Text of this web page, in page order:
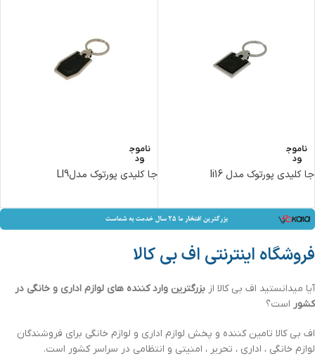
ناموج
ود
جا کلیدی پورتوک مدل li16
ناموج
ود
جا کلیدی پورتوک مدلLI9
فروشگاه اینترنتی اف بی کالا
آیا میدانستید اف بی کالا از بزرگترین وارد کننده های لوازم اداری و خانگی در
کشور است؟
اف بی کالا تامین کننده و پخش لوازم اداری و لوازم خانگی برای فروشندگان
لوازم خانگی ، اداری ، تحریر ، امنیتی و انتظامی در سراسر کشور است.